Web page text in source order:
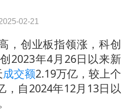
02-21
，创业板指领涨，科创
2023年4月26日以来新
成交额2.19万亿，较上个
，自2024年12月13日以